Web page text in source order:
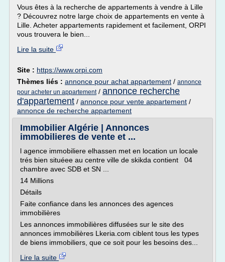
Vous êtes à la recherche de appartements à vendre à Lille
? Découvrez notre large choix de appartements en vente à
Lille. Acheter appartements rapidement et facilement, ORPI
vous trouvera le bien...
Lire la suite
Site : https://www.orpi.com
Thèmes liés : annonce pour achat appartement / annonce
pour acheter un appartement/ annonce recherche
d'appartement / annonce pour vente appartement /
annonce de recherche appartement
Immobilier Algérie | Annonces
immobilieres de vente et ...
l agence immobiliere elhassen met en location un locale
trés bien situéee au centre ville de skikda contient 04
chambre avec SDB et SN ...
14 Millions
Détails
Faite confiance dans les annonces des agences
immobilières
Les annonces immobilières diffusées sur le site des
annonces immobilières Lkeria.com ciblent tous les types
de biens immobiliers, que ce soit pour les besoins des...
Lire la suite